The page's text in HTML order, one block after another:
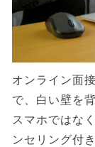
オンライン面
で、白い壁を
スマホではな
ンセリング付